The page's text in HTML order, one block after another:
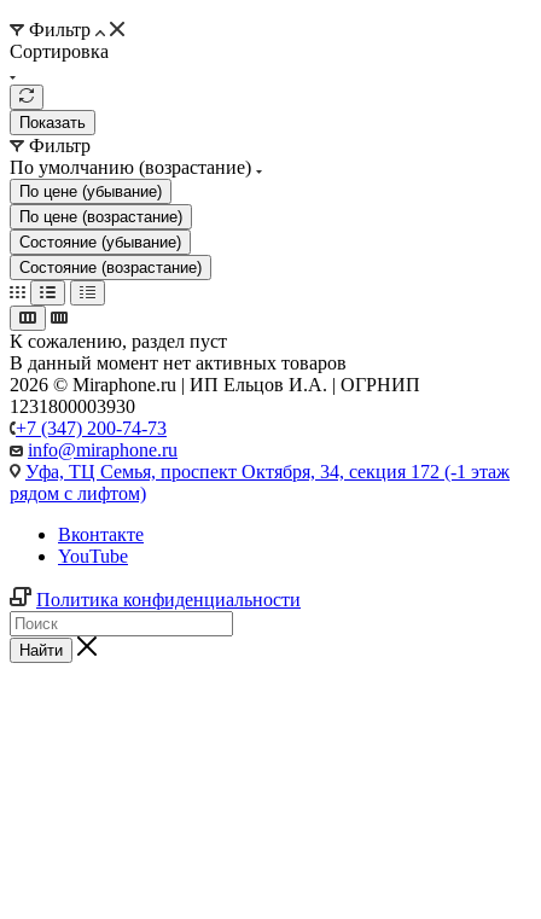
Фильтр
Сортировка
Показать
Фильтр
По умолчанию (возрастание)
По цене (убывание)
По цене (возрастание)
Состояние (убывание)
Состояние (возрастание)
К сожалению, раздел пуст
В данный момент нет активных товаров
2026 © Miraphone.ru | ИП Ельцов И.А. | ОГРНИП
1231800003930
+7 (347) 200-74-73
info@miraphone.ru
Уфа, ТЦ Семья, проспект Октября, 34, секция 172 (-1 этаж
рядом с лифтом)
Вконтакте
YouTube
Политика конфиденциальности
Найти